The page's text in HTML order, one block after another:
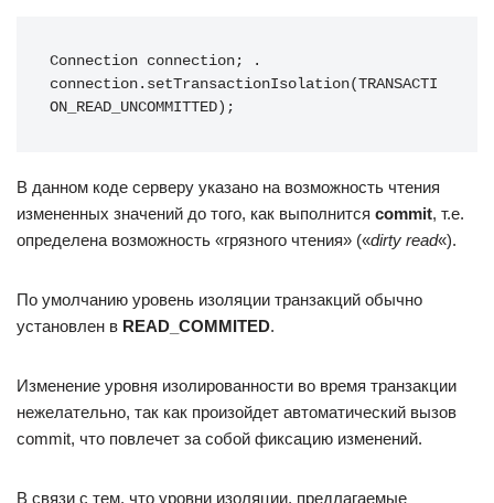
Connection connection; .
connection.setTransactionIsolation(TRANSACTI
ON_READ_UNCOMMITTED);
В данном коде серверу указано на возможность чтения
измененных значений до того, как выполнится commit, т.е.
определена возможность «грязного чтения» («dirty read«).
По умолчанию уровень изоляции транзакций обычно
установлен в READ_COMMITED.
Изменение уровня изолированности во время транзакции
нежелательно, так как произойдет автоматический вызов
commit, что повлечет за собой фиксацию изменений.
В связи с тем, что уровни изоляции, предлагаемые